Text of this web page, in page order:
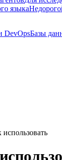
языка
DevOpsБазы